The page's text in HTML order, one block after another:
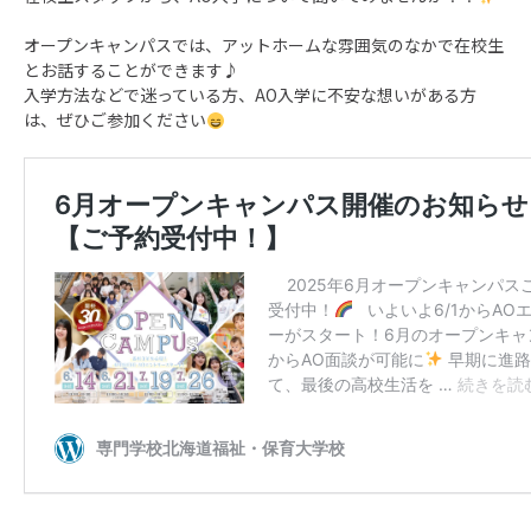
オープンキャンパスでは、アットホームな雰囲気のなかで在校生
とお話することができます♪
入学方法などで迷っている方、AO入学に不安な想いがある方
は、ぜひご参加ください